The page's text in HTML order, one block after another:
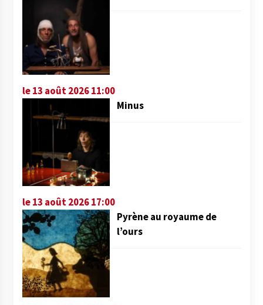
le 13 août 2026 11:00
Minus
le 13 août 2026 17:00
Pyrène au royaume de
l’ours